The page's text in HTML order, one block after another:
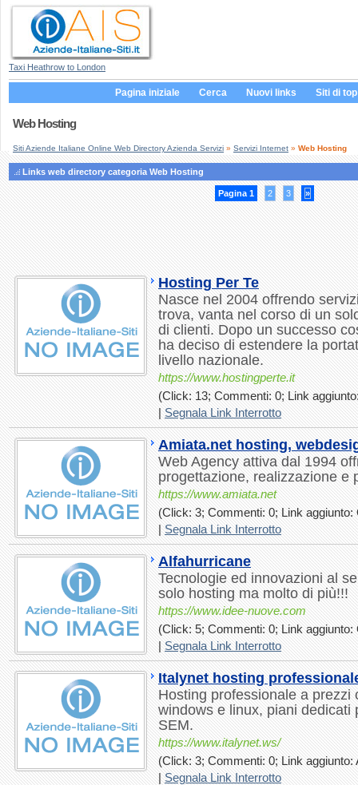
Taxi Heathrow to London
Pagina iniziale Cerca Nuovi links Siti di top
Web Hosting
Siti Aziende Italiane Online Web Directory Azienda Servizi » Servizi Internet » Web Hosting
Links web directory categoria Web Hosting
Pagina 1 2 3 »
Hosting Per Te
Nasce nel 2004 offrendo
trova, vanta nel corso di un
di clienti. Dopo un successo
ha deciso di estendere la
livello nazionale.
https://www.hostingperte.it
(Click: 13; Commenti: 0; Link
|Segnala Link Interrotto
Amiata.net hosting,
Web Agency attiva dal 1994
progettazione, realizzazione e
https://www.amiata.net
(Click: 3; Commenti: 0; Link aggiunto:
|Segnala Link Interrotto
Alfahurricane
Tecnologie ed innovazioni al
solo hosting ma molto di più!!!
https://www.idee-nuove.com
(Click: 5; Commenti: 0; Link aggiunto:
|Segnala Link Interrotto
Italynet hosting
Hosting professionale a prezzi
windows e linux, piani dedicati
SEM.
https://www.italynet.ws/
(Click: 3; Commenti: 0; Link aggiunto:
|Segnala Link Interrotto